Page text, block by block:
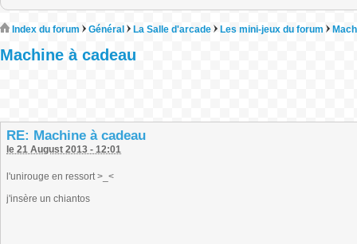
Index du forum Général La Salle d'arcade Les mini-jeux du forum
Machine à cadeau
RE: Machine à cadeau
le 21 August 2013 - 12:01
l'unirouge en ressort >_<
j'insère un chiantos